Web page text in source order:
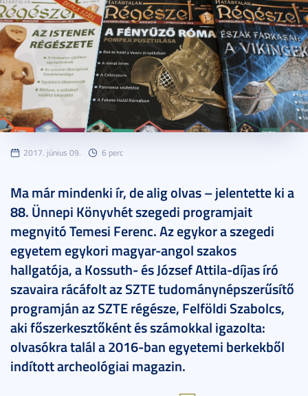
2017. június 09. 6 perc
Ma már mindenki ír, de alig olvas – jelentette ki a
88. Ünnepi Könyvhét szegedi programjait
megnyitó Temesi Ferenc. Az egykor a szegedi
egyetem egykori magyar-angol szakos
hallgatója, a Kossuth- és József Attila-díjas író
szavaira rácáfolt az SZTE tudománynépszerűsítő
programján az SZTE régésze, Felföldi Szabolcs,
aki főszerkesztőként és számokkal igazolta:
olvasókra talál a 2016-ban egyetemi berkekből
indított archeológiai magazin.